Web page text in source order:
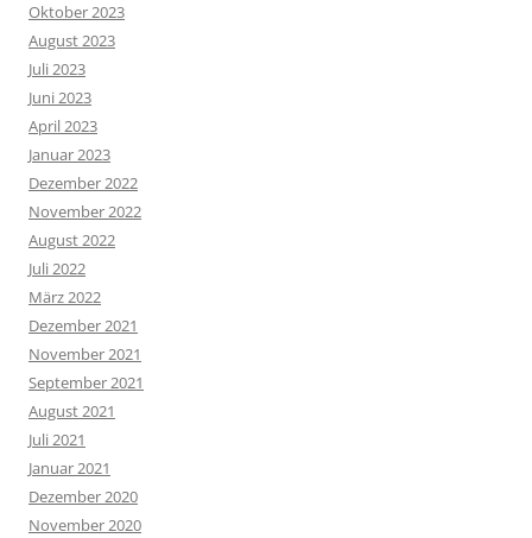
Oktober 2023
August 2023
Juli 2023
Juni 2023
April 2023
Januar 2023
Dezember 2022
November 2022
August 2022
Juli 2022
März 2022
Dezember 2021
November 2021
September 2021
August 2021
Juli 2021
Januar 2021
Dezember 2020
November 2020